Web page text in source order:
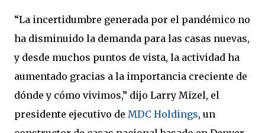
“La incertidumbre generada por el pandémico no
ha disminuido la demanda para las casas nuevas,
y desde muchos puntos de vista, la actividad ha
aumentado gracias a la importancia creciente de
dónde y cómo vivimos,” dijo Larry Mizel, el
presidente ejecutivo de MDC Holdings, un